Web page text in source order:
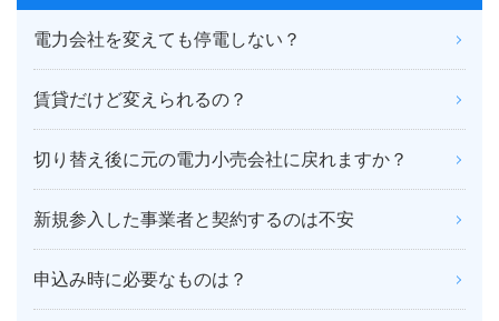
電力会社を変えても停電しない？
賃貸だけど変えられるの？
切り替え後に元の電力小売会社に戻れますか？
新規参入した事業者と契約するのは不安
申込み時に必要なものは？